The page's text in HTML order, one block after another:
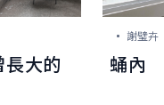
大的
謝璧卉
蛹內